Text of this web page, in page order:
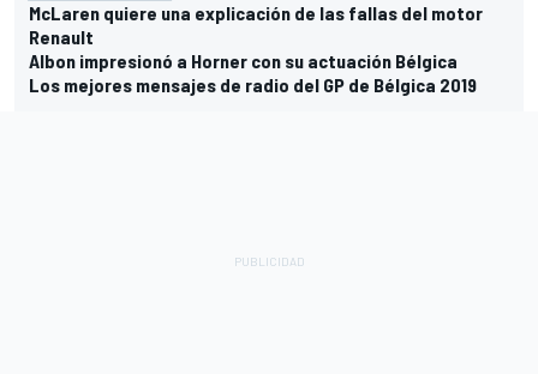
McLaren quiere una explicación de las fallas del motor
Renault
Albon impresionó a Horner con su actuación Bélgica
Los mejores mensajes de radio del GP de Bélgica 2019